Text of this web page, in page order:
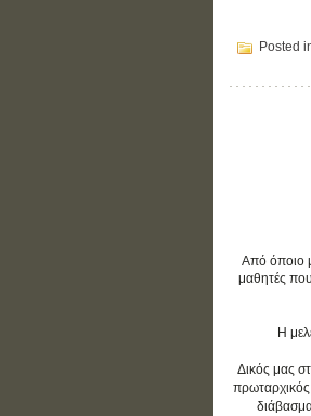
Posted
Από όποιο
μαθητές
Η
Δικός μας
πρωταρχικός